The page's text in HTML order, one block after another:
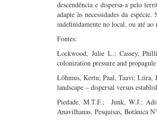
descendência e dispersa-a pelo
adapte às necessidades da
indefinidamente no local, ou até
Fontes:
Lockwood, Julie L.; Cassey,
colonization pressure and
Lõhmus, Kertu; Paal, Taavi; Liira,
landscape – dispersal versus
Piedade, M.T.F.; Junk, W.J.;
Anavilhanas. Pesquisas, Botânica